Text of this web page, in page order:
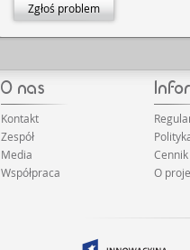
Zgłoś problem
Kontakt
Zespół
Media
Współpraca
Cennik
O